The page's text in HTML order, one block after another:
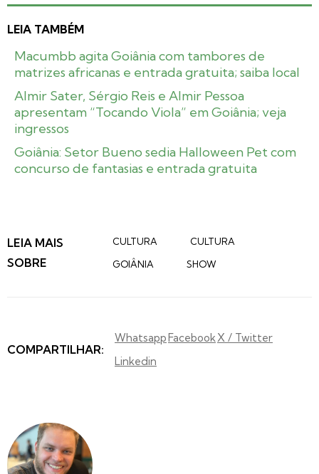
LEIA TAMBÉM
Macumbb agita Goiânia com tambores de
matrizes africanas e entrada gratuita; saiba local
Almir Sater, Sérgio Reis e Almir Pessoa
apresentam “Tocando Viola” em Goiânia; veja
ingressos
Goiânia: Setor Bueno sedia Halloween Pet com
concurso de fantasias e entrada gratuita
LEIA MAIS
SOBRE
CULTURA
CULTURA
GOIÂNIA
SHOW
COMPARTILHAR:
Whatsapp FacebookX / Twitter
Linkedin